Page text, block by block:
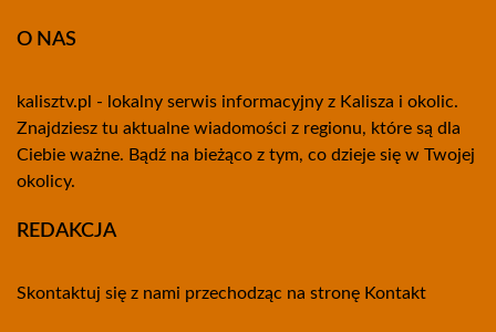
O NAS
kalisztv.pl - lokalny serwis informacyjny z Kalisza i okolic.
Znajdziesz tu aktualne wiadomości z regionu, które są dla
Ciebie ważne. Bądź na bieżąco z tym, co dzieje się w Twojej
okolicy.
REDAKCJA
Skontaktuj się z nami przechodząc na stronę Kontakt